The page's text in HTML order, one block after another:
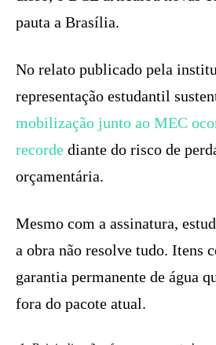
pauta a Brasília.
No relato publicado pela
representação estudantil
mobilização junto ao MEC
recorde diante do risco de
orçamentária.
Mesmo com a assinatura,
a obra não resolve tudo. Itens
garantia permanente de água
fora do pacote atual.